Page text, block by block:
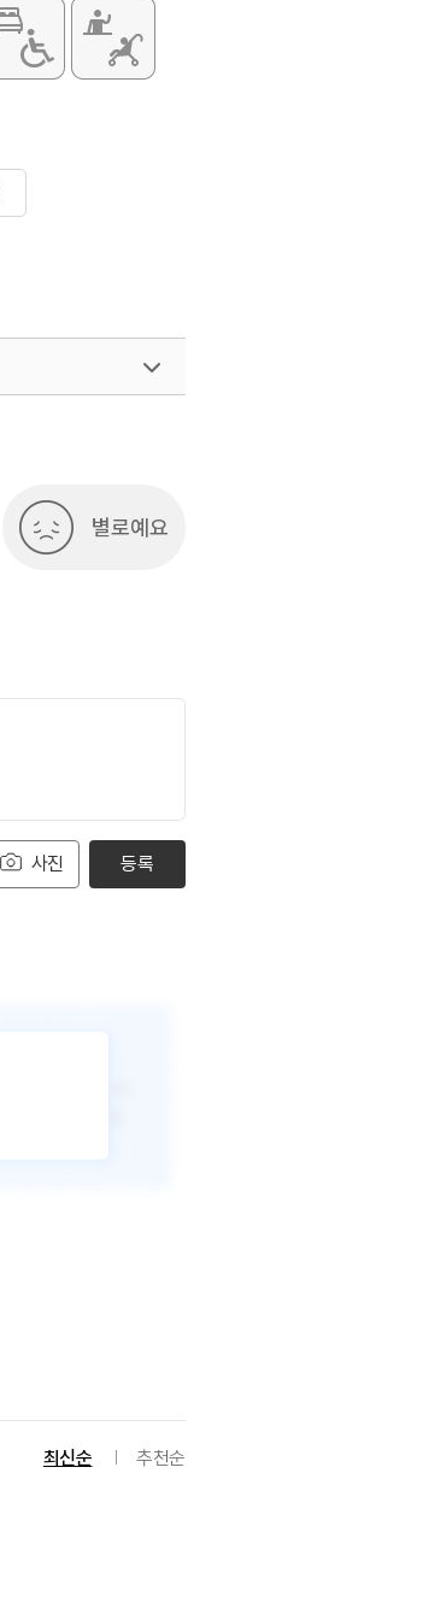
별로예요
사진 등록
최신순 추천순